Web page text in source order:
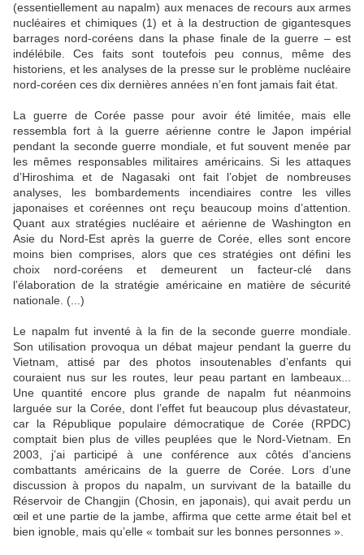
(essentiellement au napalm) aux menaces de recours aux armes
nucléaires et chimiques (1) et à la destruction de gigantesques
barrages nord-coréens dans la phase finale de la guerre – est
indélébile. Ces faits sont toutefois peu connus, même des
historiens, et les analyses de la presse sur le problème nucléaire
nord-coréen ces dix dernières années n’en font jamais fait état.
La guerre de Corée passe pour avoir été limitée, mais elle
ressembla fort à la guerre aérienne contre le Japon impérial
pendant la seconde guerre mondiale, et fut souvent menée par
les mêmes responsables militaires américains. Si les attaques
d’Hiroshima et de Nagasaki ont fait l’objet de nombreuses
analyses, les bombardements incendiaires contre les villes
japonaises et coréennes ont reçu beaucoup moins d’attention.
Quant aux stratégies nucléaire et aérienne de Washington en
Asie du Nord-Est après la guerre de Corée, elles sont encore
moins bien comprises, alors que ces stratégies ont défini les
choix nord-coréens et demeurent un facteur-clé dans
l’élaboration de la stratégie américaine en matière de sécurité
nationale. (...)
Le napalm fut inventé à la fin de la seconde guerre mondiale.
Son utilisation provoqua un débat majeur pendant la guerre du
Vietnam, attisé par des photos insoutenables d’enfants qui
couraient nus sur les routes, leur peau partant en lambeaux...
Une quantité encore plus grande de napalm fut néanmoins
larguée sur la Corée, dont l’effet fut beaucoup plus dévastateur,
car la République populaire démocratique de Corée (RPDC)
comptait bien plus de villes peuplées que le Nord-Vietnam. En
2003, j’ai participé à une conférence aux côtés d’anciens
combattants américains de la guerre de Corée. Lors d’une
discussion à propos du napalm, un survivant de la bataille du
Réservoir de Changjin (Chosin, en japonais), qui avait perdu un
œil et une partie de la jambe, affirma que cette arme était bel et
bien ignoble, mais qu’elle « tombait sur les bonnes personnes ».